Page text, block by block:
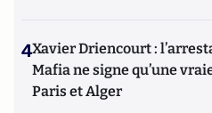
4Xavier Driencourt :
Mafia ne signe qu’une
Paris et Alger